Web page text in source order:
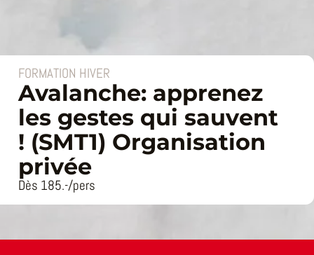
FORMATION HIVER
Avalanche: apprenez
les gestes qui sauvent
! (SMT1) Organisation
privée
Dès 185.-/pers